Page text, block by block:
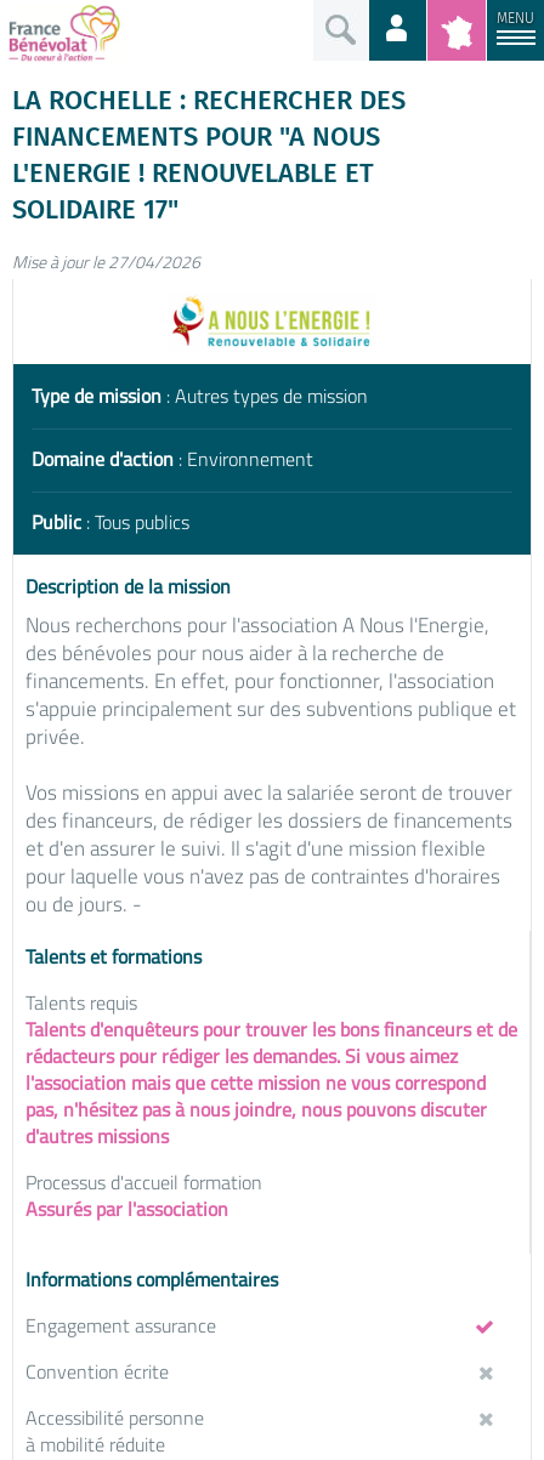
MENU
LA ROCHELLE : RECHERCHER DES
FINANCEMENTS POUR "A NOUS
L'ENERGIE ! RENOUVELABLE ET
SOLIDAIRE 17"
Mise à jour le 27/04/2026
Type de mission : Autres types de mission
Domaine d'action : Environnement
Public : Tous publics
Description de la mission
Nous recherchons pour l'association A Nous l'Energie,
des bénévoles pour nous aider à la recherche de
financements. En effet, pour fonctionner, l'association
s'appuie principalement sur des subventions publique et
privée.
Vos missions en appui avec la salariée seront de trouver
des financeurs, de rédiger les dossiers de financements
et d'en assurer le suivi. Il s'agit d'une mission flexible
pour laquelle vous n'avez pas de contraintes d'horaires
ou de jours. -
Talents et formations
Talents requis
Talents d'enquêteurs pour trouver les bons financeurs et de
rédacteurs pour rédiger les demandes. Si vous aimez
l'association mais que cette mission ne vous correspond
pas, n'hésitez pas à nous joindre, nous pouvons discuter
d'autres missions
Processus d'accueil formation
Assurés par l'association
Informations complémentaires
Engagement assurance
Convention écrite
Accessibilité personne
à mobilité réduite